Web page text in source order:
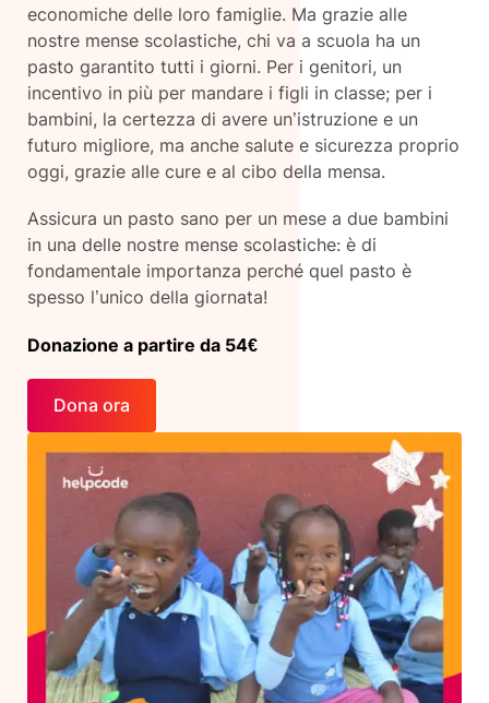
economiche delle loro famiglie. Ma grazie alle
nostre mense scolastiche, chi va a scuola ha un
pasto garantito tutti i giorni. Per i genitori, un
incentivo in più per mandare i figli in classe; per i
bambini, la certezza di avere un’istruzione e un
futuro migliore, ma anche salute e sicurezza proprio
oggi, grazie alle cure e al cibo della mensa.
Assicura un pasto sano per un mese a due bambini
in una delle nostre mense scolastiche: è di
fondamentale importanza perché quel pasto è
spesso l’unico della giornata!
Donazione a partire da 54€
Dona ora